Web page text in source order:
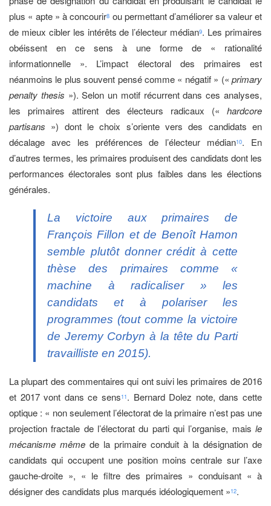
plus « apte » à concourir8 ou permettant d’améliorer sa valeur et
de mieux cibler les intérêts de l’électeur médian9. Les primaires
obéissent en ce sens à une forme de « rationalité
informationnelle ». L’impact électoral des primaires est
néanmoins le plus souvent pensé comme « négatif » (« primary
penalty thesis »). Selon un motif récurrent dans ces analyses,
les primaires attirent des électeurs radicaux (« hardcore
partisans ») dont le choix s’oriente vers des candidats en
décalage avec les préférences de l’électeur médian10. En
d’autres termes, les primaires produisent des candidats dont les
performances électorales sont plus faibles dans les élections
générales.
La victoire aux primaires de
François Fillon et de Benoît Hamon
semble plutôt donner crédit à cette
thèse des primaires comme «
machine à radicaliser » les
candidats et à polariser les
programmes (tout comme la victoire
de Jeremy Corbyn à la tête du Parti
travailliste en 2015).
La plupart des commentaires qui ont suivi les primaires de 2016
et 2017 vont dans ce sens11. Bernard Dolez note, dans cette
optique : « non seulement l’électorat de la primaire n’est pas une
projection fractale de l’électorat du parti qui l’organise, mais le
mécanisme même de la primaire conduit à la désignation de
candidats qui occupent une position moins centrale sur l’axe
gauche-droite », « le filtre des primaires » conduisant « à
désigner des candidats plus marqués idéologiquement »12.